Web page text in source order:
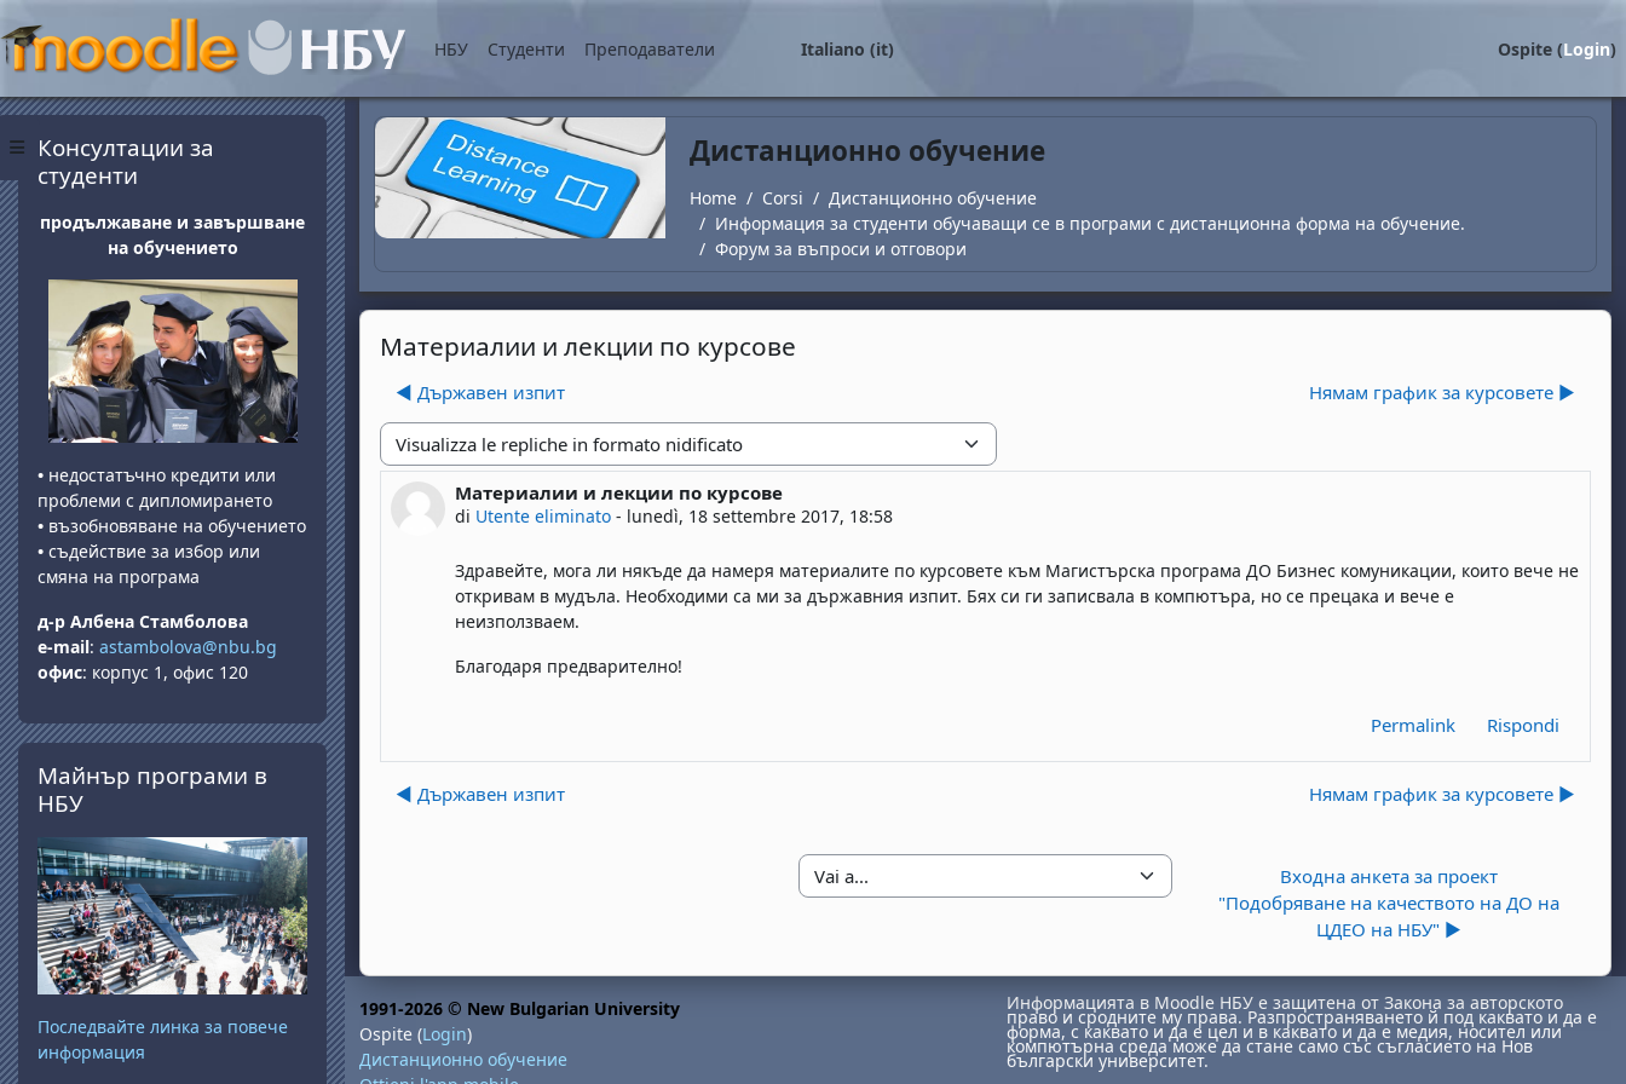
Pannello laterale
НБУ Студенти Преподаватели Italiano ‎(it)‎ Ospite (Login)
Дистанционно обучение
Home Corsi
Дистанционно обучение
Информация за студенти обучаващи се в програми с дистанционна форма на обучение.
Форум за въпроси и отговори
Материалии и лекции по курсове
◀︎ Държавен изпит Нямам график за курсовете ▶︎
Modalità visualizzazione
Материалии и лекции по курсове
di Utente eliminato - lunedì, 18 settembre 2017, 18:58
Numero di risposte: 0
Здравейте, мога ли някъде да намеря материалите по курсовете към Магистърска програма ДО Бизнес комуникации, които вече не
откривам в мудъла. Необходими са ми за държавния изпит. Бях си ги записвала в компютъра, но се прецака и вече е
неизползваем.
Благодаря предварително!
Permalink Rispondi
◀︎ Държавен изпит Нямам график за курсовете ▶︎
Vai a...
Входна анкета за проект
"Подобряване на качеството на ДО на
ЦДЕО на НБУ" ▶︎
Blocchi
Консултации за
студенти
продължаване и завършване
на обучението
• недостатъчно кредити или
проблеми с дипломирането
• възобновяване на обучението
• съдействие за избор или
смяна на програма
д-р Албена Стамболова
e-mail: astambolova@nbu.bg
офис: корпус 1, офис 120
Salta Майнър програми в НБУ
Майнър програми в
НБУ
Последвайте линка за повече
информация
Информацията в Moodle НБУ е защитена от Закона за авторското
право и сродните му права. Разпространяването й под каквато и да е
форма, с каквато и да е цел и в каквато и да е медия, носител или
компютърна среда може да стане само със съгласието на Нов
български университет.
1991-2026 © New Bulgarian University
Ospite (Login)
Дистанционно обучение